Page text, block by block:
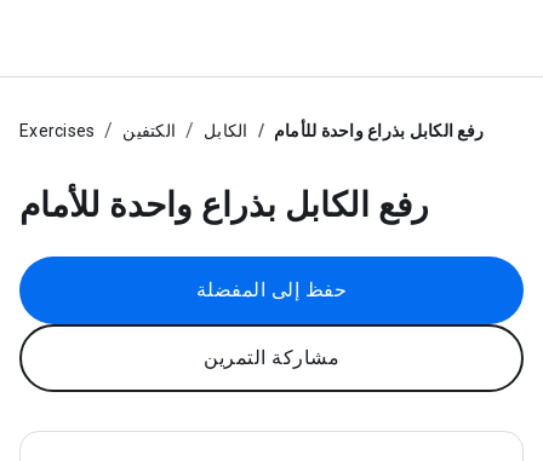
Exercises الكتفين الكابل رفع الكابل بذراع واحدة للأمام
رفع الكابل بذراع واحدة للأمام
حفظ إلى المفضلة
مشاركة التمرين